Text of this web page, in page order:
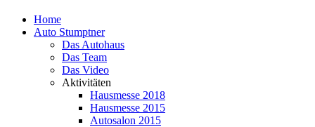
Home
Auto Stumptner
Das Autohaus
Das Team
Das Video
Aktivitäten
Hausmesse 2018
Hausmesse 2015
Autosalon 2015